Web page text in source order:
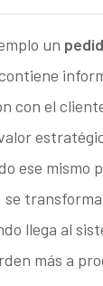
un
con el
ese mismo
llega al
más a